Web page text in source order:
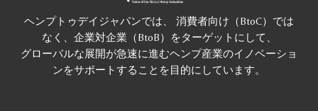
ヘンプトゥデイジャパンでは、 消費者向け（BtoC）では
なく、企業対企業（BtoB）をターゲットにして、
グローバルな展開が急速に進むヘンプ産業のイノベーショ
ンをサポートすることを目的にしています。